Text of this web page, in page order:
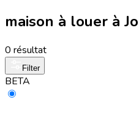
maison à louer à
0 résultat
Filter
BETA